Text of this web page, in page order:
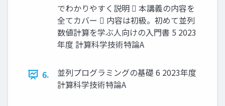
でわかりやすく説明  本講義の内容を
全てカバー  内容は初級。初めて並列
数値計算を学ぶ人向けの入門書 5 2023
年度 計算科学技術特論A
6.
並列プログラミングの基礎 6 2023年度
計算科学技術特論A